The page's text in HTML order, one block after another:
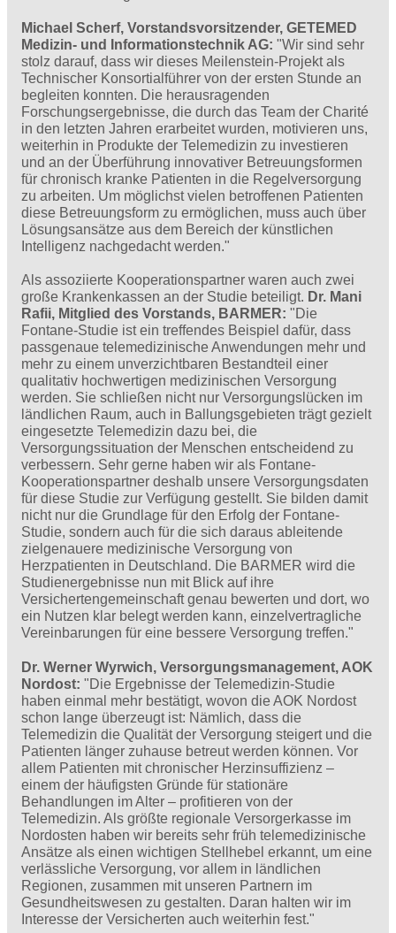
Michael Scherf, Vorstandsvorsitzender, GETEMED
Medizin- und Informationstechnik AG: "Wir sind sehr
stolz darauf, dass wir dieses Meilenstein-Projekt als
Technischer Konsortialführer von der ersten Stunde an
begleiten konnten. Die herausragenden
Forschungsergebnisse, die durch das Team der Charité
in den letzten Jahren erarbeitet wurden, motivieren uns,
weiterhin in Produkte der Telemedizin zu investieren
und an der Überführung innovativer Betreuungsformen
für chronisch kranke Patienten in die Regelversorgung
zu arbeiten. Um möglichst vielen betroffenen Patienten
diese Betreuungsform zu ermöglichen, muss auch über
Lösungsansätze aus dem Bereich der künstlichen
Intelligenz nachgedacht werden."
Als assoziierte Kooperationspartner waren auch zwei
große Krankenkassen an der Studie beteiligt. Dr. Mani
Rafii, Mitglied des Vorstands, BARMER: "Die
Fontane-Studie ist ein treffendes Beispiel dafür, dass
passgenaue telemedizinische Anwendungen mehr und
mehr zu einem unverzichtbaren Bestandteil einer
qualitativ hochwertigen medizinischen Versorgung
werden. Sie schließen nicht nur Versorgungslücken im
ländlichen Raum, auch in Ballungsgebieten trägt gezielt
eingesetzte Telemedizin dazu bei, die
Versorgungssituation der Menschen entscheidend zu
verbessern. Sehr gerne haben wir als Fontane-
Kooperationspartner deshalb unsere Versorgungsdaten
für diese Studie zur Verfügung gestellt. Sie bilden damit
nicht nur die Grundlage für den Erfolg der Fontane-
Studie, sondern auch für die sich daraus ableitende
zielgenauere medizinische Versorgung von
Herzpatienten in Deutschland. Die BARMER wird die
Studienergebnisse nun mit Blick auf ihre
Versichertengemeinschaft genau bewerten und dort, wo
ein Nutzen klar belegt werden kann, einzelvertragliche
Vereinbarungen für eine bessere Versorgung treffen."
Dr. Werner Wyrwich, Versorgungsmanagement, AOK
Nordost: "Die Ergebnisse der Telemedizin-Studie
haben einmal mehr bestätigt, wovon die AOK Nordost
schon lange überzeugt ist: Nämlich, dass die
Telemedizin die Qualität der Versorgung steigert und die
Patienten länger zuhause betreut werden können. Vor
allem Patienten mit chronischer Herzinsuffizienz –
einem der häufigsten Gründe für stationäre
Behandlungen im Alter – profitieren von der
Telemedizin. Als größte regionale Versorgerkasse im
Nordosten haben wir bereits sehr früh telemedizinische
Ansätze als einen wichtigen Stellhebel erkannt, um eine
verlässliche Versorgung, vor allem in ländlichen
Regionen, zusammen mit unseren Partnern im
Gesundheitswesen zu gestalten. Daran halten wir im
Interesse der Versicherten auch weiterhin fest."